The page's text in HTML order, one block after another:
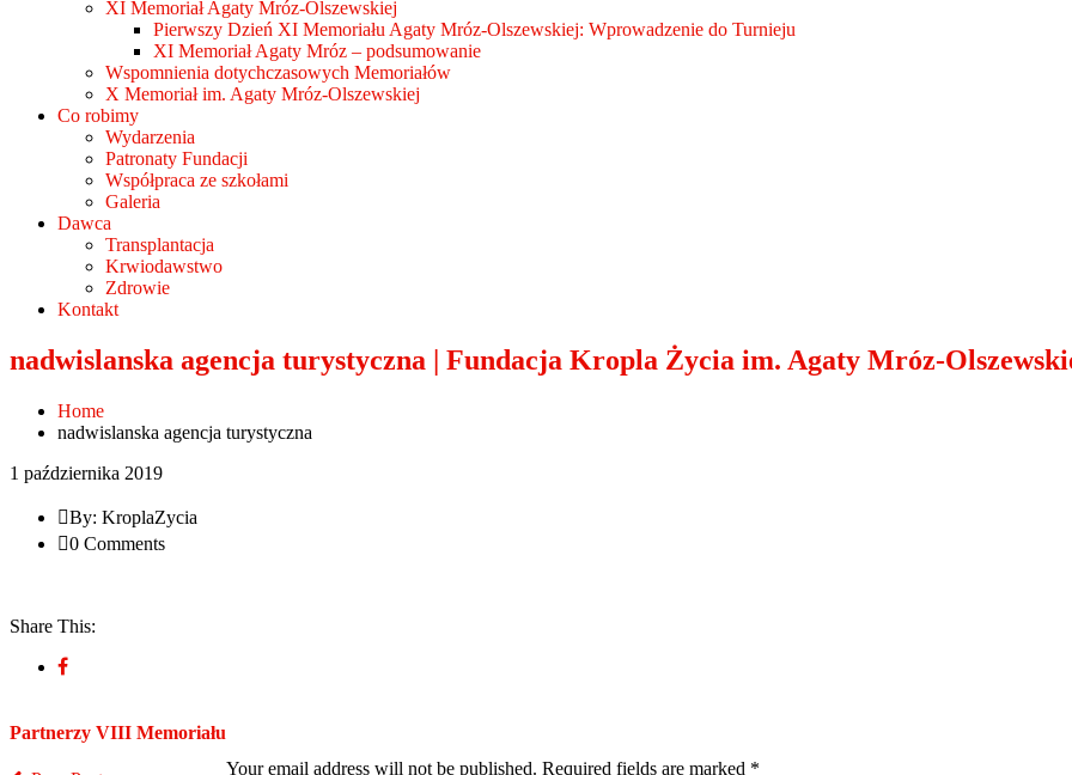
XI Memoriał Agaty Mróz-Olszewskiej
Pierwszy Dzień XI Memoriału Agaty Mróz-Olszewskiej: Wprowadzenie do Turnieju
XI Memoriał Agaty Mróz – podsumowanie
Wspomnienia dotychczasowych Memoriałów
X Memoriał im. Agaty Mróz-Olszewskiej
Co robimy
Wydarzenia
Patronaty Fundacji
Współpraca ze szkołami
Galeria
Dawca
Transplantacja
Krwiodawstwo
Zdrowie
Kontakt
nadwislanska agencja turystyczna | Fundacja Kropla Życia im. Agaty Mróz-
Home
nadwislanska agencja turystyczna
1 października 2019
By: KroplaZycia
0 Comments
Share This:
Partnerzy VIII Memoriału
Your email address will not be published. Required fields are marked *